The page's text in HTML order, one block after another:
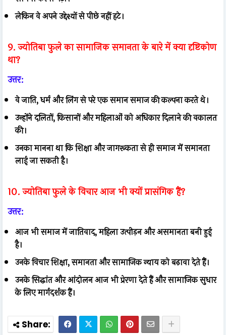
लेकिन वे अपने उद्देश्यों से पीछे नहीं हटे।
9. ज्योतिबा फुले का सामाजिक समानता के बारे में क्या दृष्टिकोण
था?
उत्तर:
वे जाति, धर्म और लिंग से परे एक समान समाज की कल्पना करते थे।
उन्होंने दलितों, किसानों और महिलाओं को अधिकार दिलाने की वकालत
की।
उनका मानना था कि शिक्षा और जागरूकता से ही समाज में समानता
लाई जा सकती है।
10. ज्योतिबा फुले के विचार आज भी क्यों प्रासंगिक हैं?
उत्तर:
आज भी समाज में जातिवाद, महिला उत्पीड़न और असमानता बनी हुई
है।
उनके विचार शिक्षा, समानता और सामाजिक न्याय को बढ़ावा देते हैं।
उनके सिद्धांत और आंदोलन आज भी प्रेरणा देते हैं और सामाजिक सुधार
के लिए मार्गदर्शक हैं।